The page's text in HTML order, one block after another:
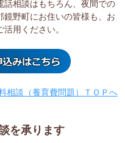
話相談はもちろん、夜間での
鏡野町にお住いの皆様も、お
用ください。
相談（養育費問題）ＴＯＰへ
を承ります